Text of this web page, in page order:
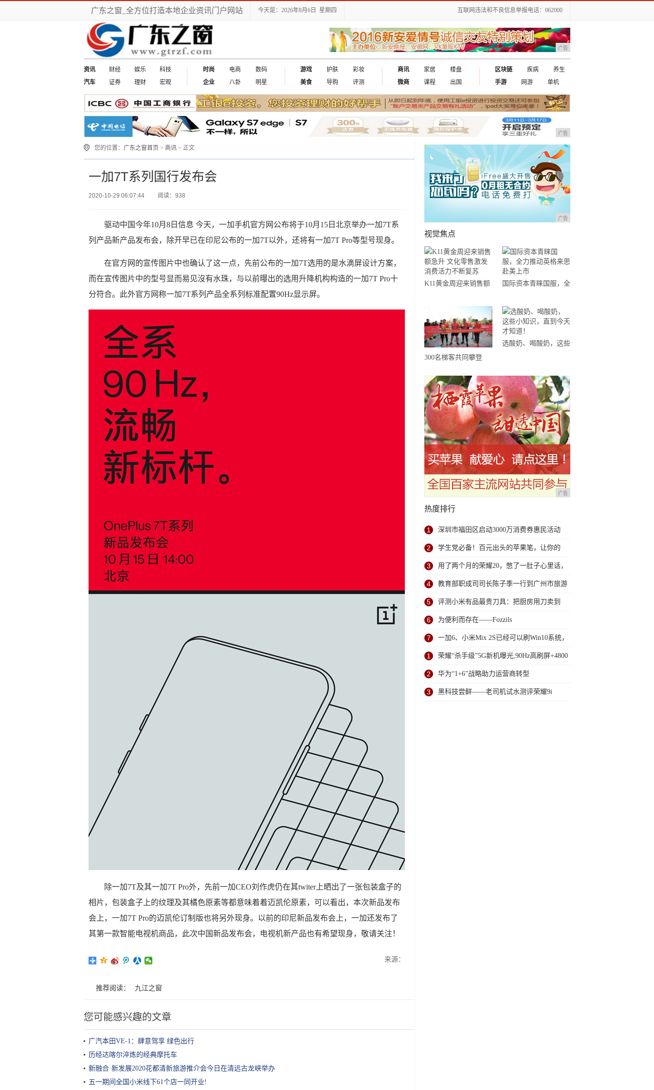
广东之窗_全方位打造本地企业资讯门户网站 今天是：2026年8月6日 星期四 互联网违法和不良信息举报电话：962000
广告
资讯 财经 娱乐
科技
汽车
证券 理财 宏观
时尚 电商
数码
企业
八卦 明星
游戏 护肤
彩妆
美食
导购 评测
商讯 家居
楼盘
微商
课程 出国
区块链 疾病
养生
手游
网游 单机
广告
您的位置： 广东之窗首页 > 商讯 > 正文
一加7T系列国行发布会
2020-10-29 06:07:44 阅读：938
驱动中国今年10月8日信息 今天，一加手机官方网公布将于10月15日北京举办一加7T系
列产品新产品发布会，除开早已在印尼公布的一加7T以外，还将有一加7T Pro等型号现身。
在官方网的宣传图片中也确认了这一点，先前公布的一加7T选用的是水滴屏设计方案，
而在宣传图片中的型号显而易见沒有水珠，与以前曝出的选用升降机构构造的一加7T Pro十
分符合。此外官方网称一加7T系列产品全系列标准配置90Hz显示屏。
除一加7T及其一加7T Pro外，先前一加CEO刘作虎仍在其twiter上晒出了一张包装盒子的
相片，包装盒子上的纹理及其橘色原素等都意味着着迈凯伦原素，可以看出，本次新品发布
会上，一加7T Pro的迈凯伦订制版也将另外现身。以前的印尼新品发布会上，一加还发布了
其第一款智能电视机商品，此次中国新品发布会，电视机新产品也有希望现身，敬请关注！
来源：
推荐阅读： 九江之窗
您可能感兴趣的文章
广汽本田VE-1：肆意驾享 绿色出行
历经达喀尔淬炼的经典摩托车
新融合·新发展2020花都清新旅游推介会今日在清远古龙峡举办
五一期间全国小米线下61个店一同开业!
广告
视觉焦点
K11黄金周迎来销售额
国际资本青睐国服，全
市
300名梯客共同攀登
级精英赛顺德海骏达中
心站欢乐开跑
选酸奶、喝酸奶，这些
广告
热度排行
1 深圳市福田区启动3000万消费券惠民活动
2 学生党必备！百元出头的苹果笔，让你的
iPad成为学习神器
3 用了两个月的荣耀20，憋了一肚子心里话，
今天终于一吐为快
4 教育部职成司司长陈子季一行到广州市旅游
商务职业学校考察调研
5 评测小米有品最贵刀具：把厨房用刀卖到
999元的秘密
6 为便利而存在——Fozzils
7 一加6、小米Mix 2S已经可以刷Win10系统，
网友：安卓提不动刀了？
1 荣耀“杀手级”5G新机曝光,90Hz高刷屏+4800
万三摄
2 华为“1+6”战略助力运营商转型
3 黑科技尝鲜——老司机试水测评荣耀9i